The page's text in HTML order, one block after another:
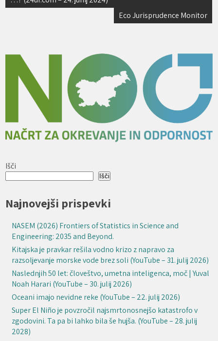
prispevka
Eco Jurisprudence Monitor
Išči
Išči
Najnovejši prispevki
NASEM (2026) Frontiers of Statistics in Science and
Engineering: 2035 and Beyond.
Kitajska je pravkar rešila vodno krizo z napravo za
razsoljevanje morske vode brez soli (YouTube – 31. julij 2026)
Naslednjih 50 let: človeštvo, umetna inteligenca, moč | Yuval
Noah Harari (YouTube – 30. julij 2026)
Oceani imajo nevidne reke (YouTube – 22. julij 2026)
Super El Niño je povzročil najsmrtonosnejšo katastrofo v
zgodovini. Ta pa bi lahko bila še hujša. (YouTube – 28. julij
2028)